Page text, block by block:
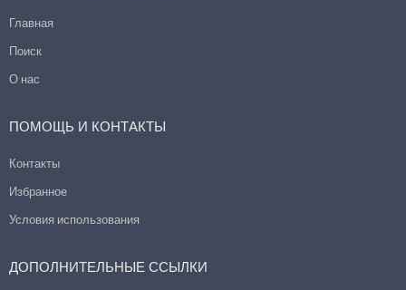
Главная
Поиск
О нас
ПОМОЩЬ И КОНТАКТЫ
Контакты
Избранное
Условия использования
ДОПОЛНИТЕЛЬНЫЕ ССЫЛКИ